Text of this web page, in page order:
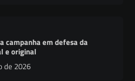
campanha em defesa da
e original
de 2026